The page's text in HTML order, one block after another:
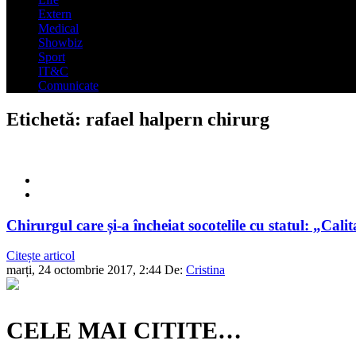
Extern
Medical
Showbiz
Sport
IT&C
Comunicate
Etichetă: rafael halpern chirurg
Chirurgul care și-a încheiat socotelile cu statul:
Citește articol
marți, 24 octombrie 2017, 2:44 De: Cristina
CELE MAI CITITE…